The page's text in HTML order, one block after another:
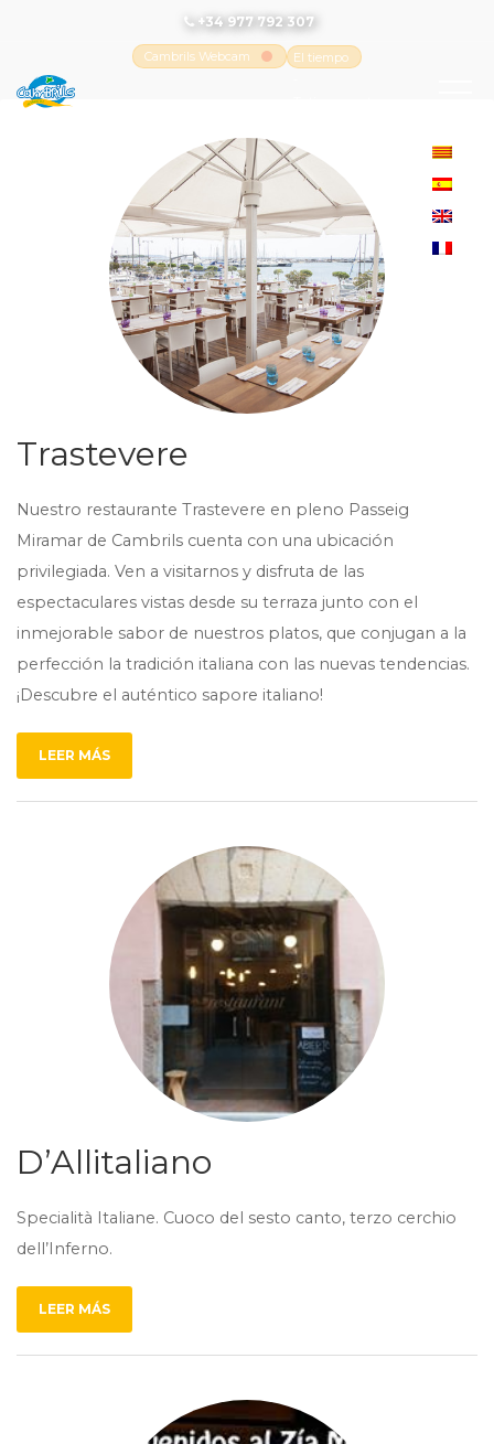
+34 977 792 307
Cambrils Webcam
El tiempo
Trastevere
Nuestro restaurante Trastevere en pleno Passeig
Miramar de Cambrils cuenta con una ubicación
privilegiada. Ven a visitarnos y disfruta de las
espectaculares vistas desde su terraza junto con el
inmejorable sabor de nuestros platos, que conjugan a la
perfección la tradición italiana con las nuevas tendencias.
¡Descubre el auténtico sapore italiano!
LEER MÁS
D’Allitaliano
Specialità Italiane. Cuoco del sesto canto, terzo cerchio
dell’Inferno.
LEER MÁS